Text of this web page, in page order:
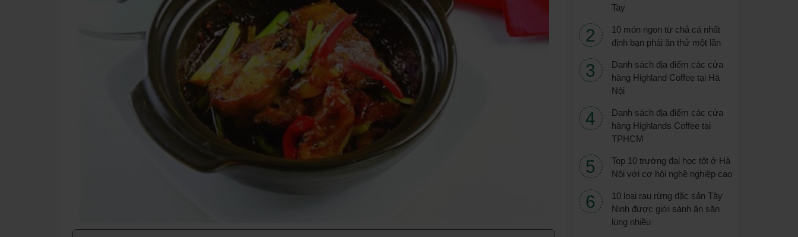
Tay
10 món ngon từ chả cá nhất
định bạn phải ăn thử một lần
Danh sách địa điểm các cửa
hàng Highland Coffee tại Hà
Nội
Danh sách địa điểm các cửa
hàng Highlands Coffee tại
TPHCM
Top 10 trường đại học tốt ở Hà
Nội với cơ hội nghề nghiệp cao
10 loại rau rừng đặc sản Tây
Ninh được giới sành ăn săn
lùng nhiều